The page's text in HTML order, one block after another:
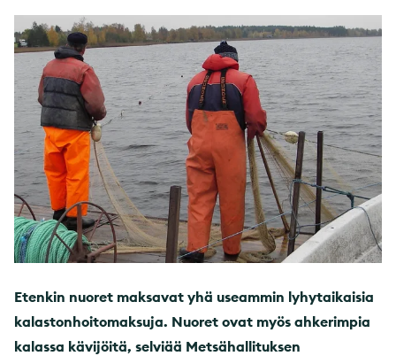
Etenkin nuoret maksavat yhä useammin lyhytaikaisia
kalastonhoitomaksuja. Nuoret ovat myös ahkerimpia
kalassa kävijöitä, selviää Metsähallituksen